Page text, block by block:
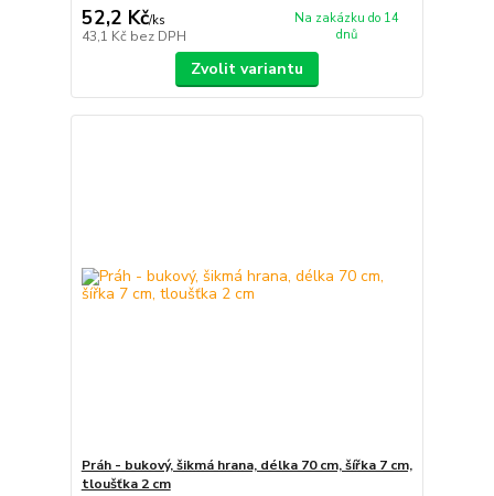
52,2 Kč/ks
43,1 Kč bez DPH
Na zakázku do 14
dnů
Zvolit variantu
Práh - bukový, šikmá hrana, délka 70 cm, šířka 7 cm,
tloušťka 2 cm